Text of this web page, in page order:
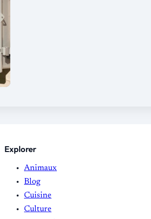
Explorer
Animaux
Blog
Cuisine
Culture